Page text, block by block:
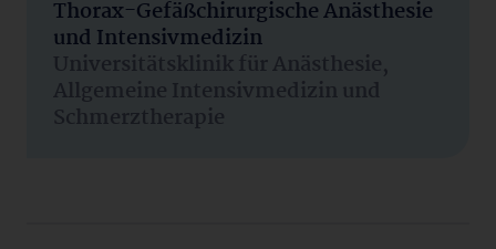
Thorax-Gefäßchirurgische Anästhesie
und Intensivmedizin
Universitätsklinik für Anästhesie,
Allgemeine Intensivmedizin und
Schmerztherapie